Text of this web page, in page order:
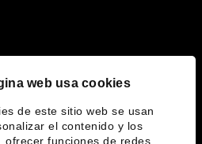
web usa cookies
de este sitio web se usan
el contenido y los
ofrecer funciones de redes